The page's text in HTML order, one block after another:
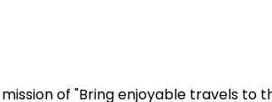
of "Bring enjoyable travels